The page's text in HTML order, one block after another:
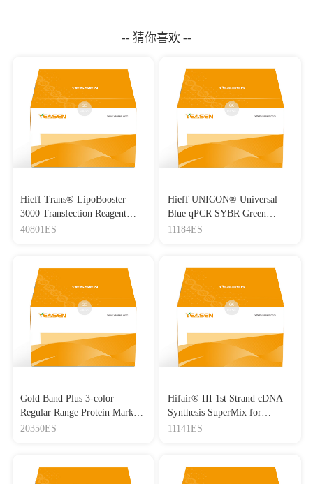
-- 猜你喜欢 --
Hieff Trans® LipoBooster
3000 Transfection Reagent
Lipo3000转染试剂
40801ES
Hieff UNICON® Universal
Blue qPCR SYBR Green
Master Mix
11184ES
Gold Band Plus 3-color
Regular Range Protein Marker
(8-180 kDa) 三色预染蛋白质
20350ES
Hifair® III 1st Strand cDNA
Synthesis SuperMix for
qPCR(gDNA digester plus)
11141ES